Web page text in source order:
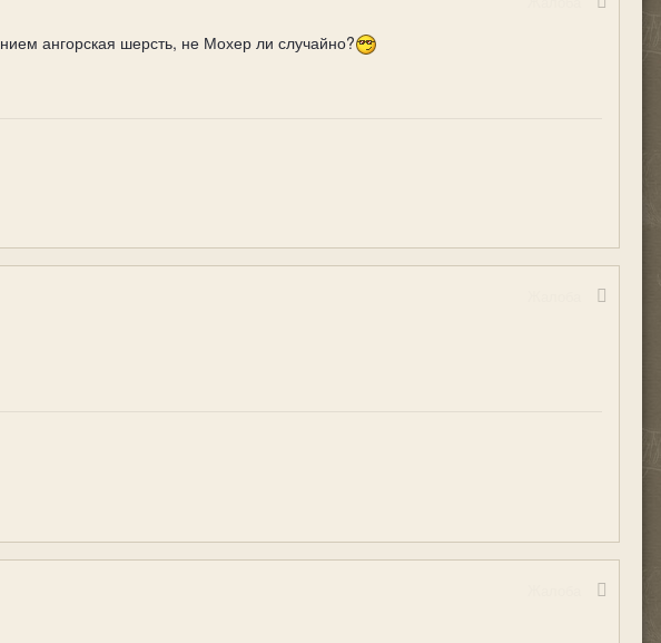
ангорская шерсть, не Мохер ли случайно?